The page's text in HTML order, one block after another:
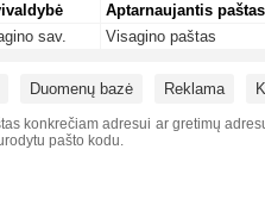
Aptarnaujantis paštas
sav. Visagino paštas
Duomenų bazė Reklama
konkrečiam adresui ar gretimų
pašto kodu.